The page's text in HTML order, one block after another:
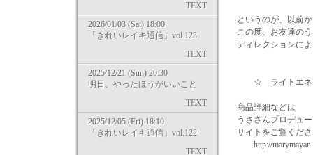
TEXT
2026/01/03 (Sat) 18:00
「きれいレイキ通信」vol.123
TEXT
2025/12/21 (Sun) 20:30
明日、やったほうがいいこと
TEXT
2025/12/05 (Fri) 18:10
「きれいレイキ通信」vol.122
TEXT
というのが、以前
この度、お友達の
ディレクションに
☆ ライトエネ
商品詳細などは
うささんプロデュ
サイトをご覧くだ
http://